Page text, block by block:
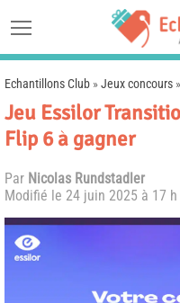
Echantillons Club »Jeux concours »
Jeu Essilor
Flip 6 à gagner
Par Nicolas Rundstadler
Modifié le 24 juin 2025 à 17